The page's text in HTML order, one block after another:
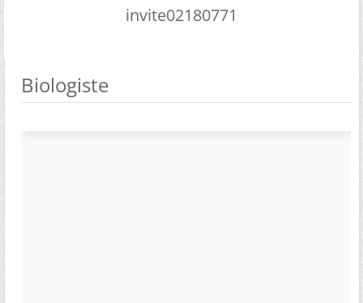
invite02180771
Biologiste